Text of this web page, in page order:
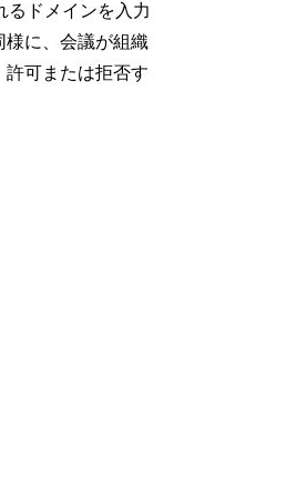
るドメインを入力
様に、会議が組織
可または拒否す